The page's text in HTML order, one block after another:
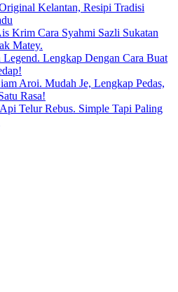
Kelantan, Resipi Tradisi
Krim Cara Syahmi Sazli Sukatan
Matey.
Legend. Lengkap Dengan Cara Buat
Aroi. Mudah Je, Lengkap Pedas,
Rasa!
Telur Rebus. Simple Tapi Paling